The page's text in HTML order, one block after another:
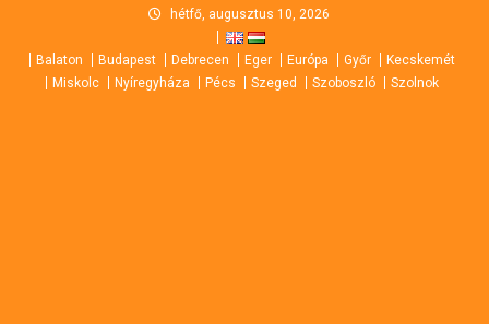
content
hétfő, augusztus 10, 2026
Balaton Budapest Debrecen Eger Európa Győr
Kecskemét
Miskolc
Nyíregyháza Pécs Szeged Szoboszló Szolnok